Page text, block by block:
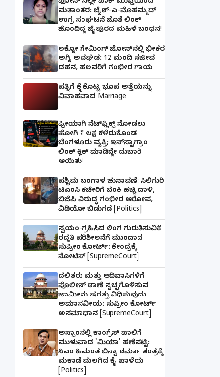
ಫೋನ್ ನಲ್ಲೇ ಪಾಕ್ ಮುಫ್ತಿಯಿಂದ
ಮತಾಂತರ: ಜೈಶ್-ಎ-ಮೊಹಮ್ಮದ್
ಉಗ್ರ ಸಂಘಟನೆ ಜೊತೆ ಲಿಂಕ್
ಹೊಂದಿದ್ದ ಜೈಪುರದ ಮಹಿಳೆ ಬಂಧನ!
ಲಕ್ನೋ ಗೇಮಿಂಗ್ ಜೋನ್‌ನಲ್ಲಿ ಭೀಕರ
ಅಗ್ನಿ ಅವಘಡ: 12 ಮಂದಿ ಸಜೀವ
ದಹನ, ಹಲವರಿಗೆ ಗಂಭೀರ ಗಾಯ
ಪತ್ನಿಗೆ ಕೈಕೊಟ್ಟ ಭೂಪ ಅತ್ತೆಯನ್ನು
ವಿವಾಹವಾದ Marriage
ಫ್ರೀಯಾಗಿ ನೆಟ್‌ಫ್ಲಿಕ್ಸ್ ನೋಡಲು
ಹೋಗಿ ₹1 ಲಕ್ಷ ಕಳೆದುಕೊಂಡ
ಬೆಂಗಳೂರು ವ್ಯಕ್ತಿ; ಇನ್‌ಸ್ಟಾಗ್ರಾಂ
ಲಿಂಕ್ ಕ್ಲಿಕ್ ಮಾಡಿದ್ದೇ ದುಬಾರಿ
ಆಯಿತು!
ಪಶ್ಚಿಮ ಬಂಗಾಳ ಚುನಾವಣೆ: ಸಿಲಿಗುರಿ
ಟಿಎಂಸಿ ಕಚೇರಿಗೆ ಬೆಂಕಿ ಹಚ್ಚಿ ದಾಳಿ,
ಬಿಜೆಪಿ ವಿರುದ್ಧ ಗಂಭೀರ ಆರೋಪ,
ವಿಡಿಯೋ ಬಿಡುಗಡೆ [Politics]
ಸ್ವಯಂ-ಗ್ರಹಿಸಿದ ಲಿಂಗ ಗುರುತಿಸುವಿಕೆ
ರದ್ದತಿ ಪರಿಶೀಲನೆಗೆ ಮುಂದಾದ
ಸುಪ್ರೀಂ ಕೋರ್ಟ್: ಕೇಂದ್ರಕ್ಕೆ
ನೋಟಿಸ್ [SupremeCourt]
ದಲಿತರು ಮತ್ತು ಆದಿವಾಸಿಗಳಿಗೆ
ಪೊಲೀಸ್ ಠಾಣೆ ಸ್ವಚ್ಛಗೊಳಿಸುವ
ಜಾಮೀನು ಷರತ್ತು ವಿಧಿಸುವುದು
ಅಮಾನವೀಯ: ಸುಪ್ರೀಂ ಕೋರ್ಟ್
ಅಸಮಾಧಾನ [SupremeCourt]
ಅಸ್ಸಾಂನಲ್ಲಿ ಕಾಂಗ್ರೆಸ್ ಪಾಲಿಗೆ
ಮುಳುವಾದ 'ಮಿಯಾ' ಹಣೆಪಟ್ಟಿ:
ಸಿಎಂ ಹಿಮಂತ ಬಿಸ್ವಾ ಶರ್ಮಾ ತಂತ್ರಕ್ಕೆ
ಮಕಾಡೆ ಮಲಗಿದ ಕೈ ಪಾಳೆಯ
[Politics]